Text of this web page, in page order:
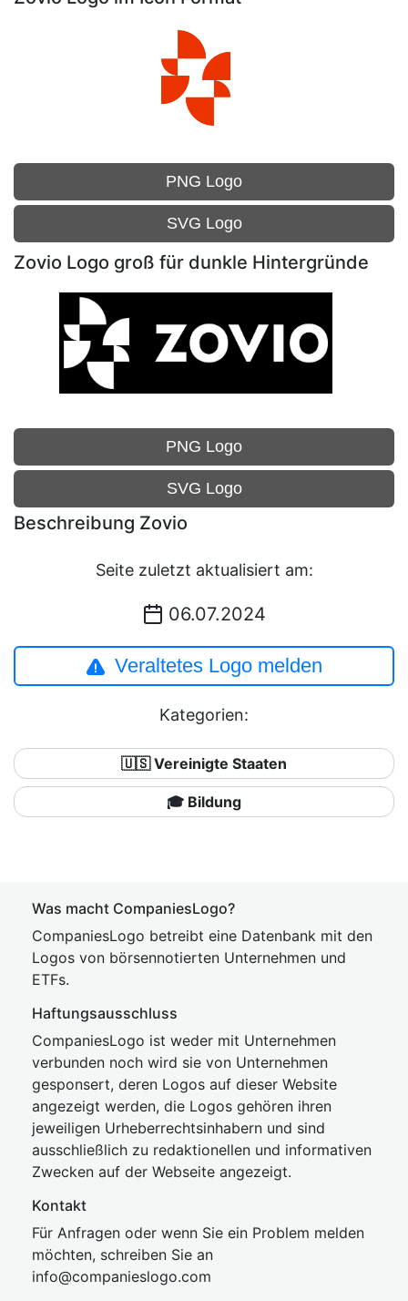
PNG Logo
SVG Logo
Zovio Logo groß für dunkle Hintergründe
PNG Logo
SVG Logo
Beschreibung Zovio
Seite zuletzt aktualisiert am:
06.07.2024
Veraltetes Logo melden
Kategorien:
🇺🇸 Vereinigte Staaten
🎓 Bildung
Was macht CompaniesLogo?
CompaniesLogo betreibt eine Datenbank mit den
Logos von börsennotierten Unternehmen und
ETFs.
Haftungsausschluss
CompaniesLogo ist weder mit Unternehmen
verbunden noch wird sie von Unternehmen
gesponsert, deren Logos auf dieser Website
angezeigt werden, die Logos gehören ihren
jeweiligen Urheberrechtsinhabern und sind
ausschließlich zu redaktionellen und informativen
Zwecken auf der Webseite angezeigt.
Kontakt
Für Anfragen oder wenn Sie ein Problem melden
möchten, schreiben Sie an
info@companieslogo.com